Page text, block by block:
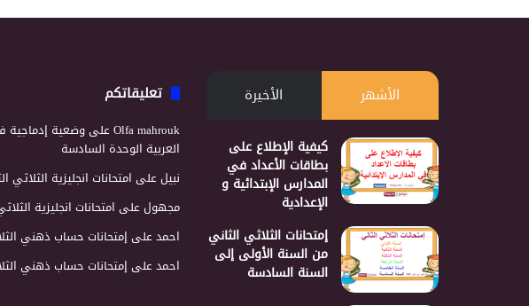
الأشهر الأخيرة
كيفية الإطلاع على
بطاقات الأعداد في
المدارس الإبتدائية و
الإعدادية
إمتحانات الثلاثي الثاني
من السنة الأولى إلى
السنة السادسة
تعليقاتكم
Olfa mahroukعلىوضعية إدماجية
العربية الوحدة السادسة
نبيلعلى امتحانات انجليزية الثلاثي
مجهولعلى امتحانات انجليزية
احمدعلى إمتحانات حساب ذهني
احمدعلى إمتحانات حساب ذهني